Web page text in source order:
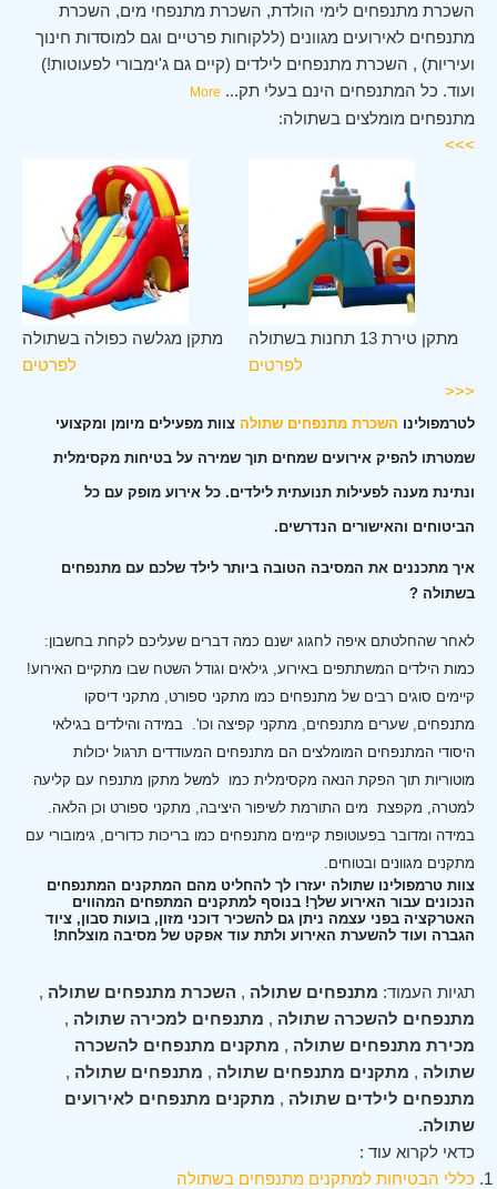
השכרת מתנפחים לימי הולדת, השכרת מתנפחי מים, השכרת
מתנפחים לאירועים מגוונים (ללקוחות פרטיים וגם למוסדות חינוך
ועיריות) , השכרת מתנפחים לילדים (קיים גם ג'ימבורי לפעוטות!)
ועוד. כל המתנפחים הינם בעלי תק...
More
מתנפחים מומלצים בשתולה:
>>>
מתקן מגלשה כפולה בשתולה
לפרטים
מתקן טירת 13 תחנות בשתולה
לפרטים
<<<
לטרמפולינו השכרת מתנפחים שתולה צוות מפעילים מיומן ומקצועי
שמטרתו להפיק אירועים שמחים תוך שמירה על בטיחות מקסימלית
ונתינת מענה לפעילות תנועתית לילדים. כל אירוע מופק עם כל
הביטוחים והאישורים הנדרשים.
איך מתכננים את המסיבה הטובה ביותר לילד שלכם עם מתנפחים
בשתולה ?
לאחר שהחלטתם איפה לחגוג ישנם כמה דברים שעליכם לקחת בחשבון:
כמות הילדים המשתתפים באירוע, גילאים וגודל השטח שבו מתקיים האירוע!
קיימים סוגים רבים של מתנפחים כמו מתקני ספורט, מתקני דיסקו
מתנפחים, שערים מתנפחים, מתקני קפיצה וכו'. במידה והילדים בגילאי
היסודי המתנפחים המומלצים הם מתנפחים המעודדים תרגול יכולות
מוטוריות תוך הפקת הנאה מקסימלית כמו למשל מתקן מתנפח עם קליעה
למטרה, מקפצת מים התורמת לשיפור היציבה, מתקני ספורט וכן הלאה.
במידה ומדובר בפעוטופת קיימים מתנפחים כמו בריכות כדורים, גימובורי עם
מתקנים מגוונים ובטוחים.
צוות טרמפולינו שתולה יעזרו לך להחליט מהם המתקנים המתנפחים
הנכונים עבור האירוע שלך! בנוסף למתקנים המתפחים המהווים
האטרקציה בפני עצמה ניתן גם להשכיר דוכני מזון, בועות סבון, ציוד
הגברה ועוד להשערת האירוע ולתת עוד אפקט של מסיבה מוצלחת!
תגיות העמוד: מתנפחים שתולה , השכרת מתנפחים שתולה ,
מתנפחים להשכרה שתולה , מתנפחים למכירה שתולה ,
מכירת מתנפחים שתולה , מתקנים מתנפחים להשכרה
שתולה , מתקנים מתנפחים שתולה , מתנפחים שתולה ,
מתנפחים לילדים שתולה , מתקנים מתנפחים לאירועים
שתולה.
כדאי לקרוא עוד :
כללי הבטיחות למתקנים מתנפחים בשתולה